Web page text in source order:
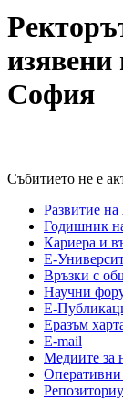
изявени
София
Събитието не е
Развитие
Годишник
Кариера и
Е-
Връзки с
Научни
Е-
Еразъм
E-mail
Медиите за